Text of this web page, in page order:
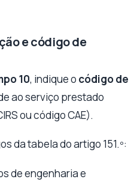
e código de
10, indique o código de
ao serviço prestado
ou código CAE).
da tabela do artigo 151.º:
de engenharia e